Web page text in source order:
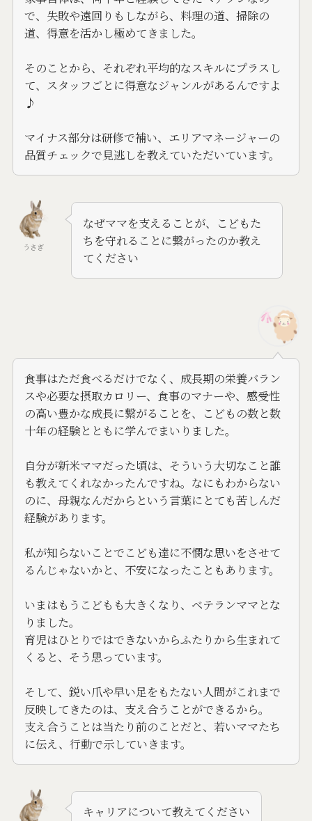
で、失敗や遠回りもしながら、料理の道、掃除の
道、得意を活かし極めてきました。
そのことから、それぞれ平均的なスキルにプラスし
て、スタッフごとに得意なジャンルがあるんですよ
♪
マイナス部分は研修で補い、エリアマネージャーの
品質チェックで見逃しを教えていただいています。
うさぎ
なぜママを支えることが、こどもた
ちを守れることに繋がったのか教え
てください
食事はただ食べるだけでなく、成長期の栄養バラン
スや必要な摂取カロリー、食事のマナーや、感受性
の高い豊かな成長に繋がることを、こどもの数と数
十年の経験とともに学んでまいりました。
自分が新米ママだった頃は、そういう大切なこと誰
も教えてくれなかったんですね。なにもわからない
のに、母親なんだからという言葉にとても苦しんだ
経験があります。
私が知らないことでこども達に不憫な思いをさせて
るんじゃないかと、不安になったこともあります。
いまはもうこどもも大きくなり、ベテランママとな
りました。
育児はひとりではできないからふたりから生まれて
くると、そう思っています。
そして、鋭い爪や早い足をもたない人間がこれまで
反映してきたのは、支え合うことができるから。
支え合うことは当たり前のことだと、若いママたち
に伝え、行動で示していきます。
キャリアについて教えてください